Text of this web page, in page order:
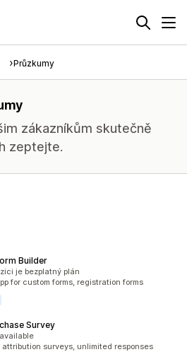
Průzkumy
zákazníkům skutečně
zeptejte.
Builder
2304je bezplatný plán
for custom forms, registration forms
Survey
182
attribution surveys, unlimited responses